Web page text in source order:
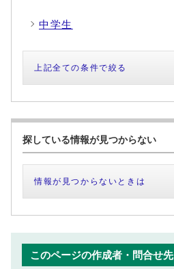
中学生
上記全ての条件で絞る
探している情報が見つからない
情報が見つからないときは
このページの作成者・問合せ先